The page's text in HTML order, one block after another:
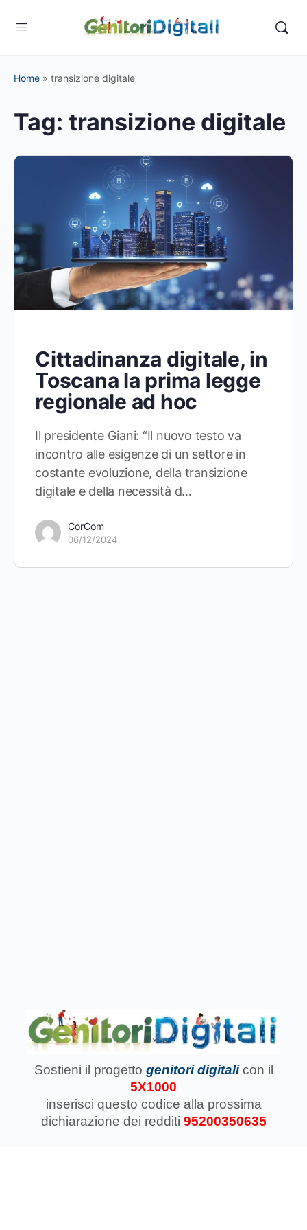
Home » transizione digitale
Tag: transizione digitale
Cittadinanza digitale, in
Toscana la prima legge
regionale ad hoc
Il presidente Giani: “Il nuovo testo va
incontro alle esigenze di un settore in
costante evoluzione, della transizione
digitale e della necessità d…
CorCom
06/12/2024
Sostieni il progetto genitori digitali con il
5X1000
inserisci questo codice alla prossima
dichiarazione dei redditi 95200350635